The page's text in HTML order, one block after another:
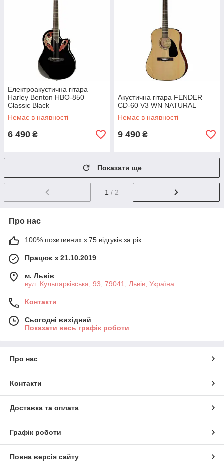
Електроакустична гітара
Harley Benton HBO-850
Classic Black
Немає в наявності
6 490 ₴
Акустична гітара FENDER
CD-60 V3 WN NATURAL
Немає в наявності
9 490 ₴
Показати ще
1 / 2
Про нас
100% позитивних з 75 відгуків за рік
Працює з 21.10.2019
м. Львів
вул. Кульпарківська, 93, 79041, Львів, Україна
Контакти
Сьогодні вихідний
Показати весь графік роботи
Про нас
Контакти
Доставка та оплата
Графік роботи
Повна версія сайту